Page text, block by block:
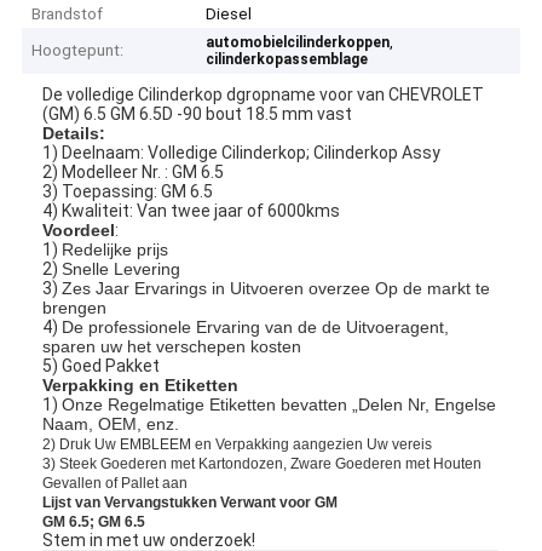
Brandstof
Diesel
Hoogtepunt:
automobielcilinderkoppen,
cilinderkopassemblage
De volledige Cilinderkop dgropname voor van CHEVROLET
(GM) 6.5 GM 6.5D -90 bout 18.5 mm vast
Details:
1) Deelnaam: Volledige Cilinderkop; Cilinderkop Assy
2) Modelleer Nr. : GM 6.5
3) Toepassing: GM 6.5
4) Kwaliteit: Van twee jaar of 6000kms
Voordeel:
1) Redelijke prijs
2)Snelle Levering
3)Zes Jaar Ervarings in Uitvoeren overzee Op de markt te
brengen
4) De professionele Ervaring van de de Uitvoeragent,
sparen uw het verschepen kosten
5) Goed Pakket
Verpakking en Etiketten
1)Onze Regelmatige Etiketten bevatten „Delen Nr, Engelse
Naam, OEM, enz.
2) Druk Uw EMBLEEM en Verpakking aangezien Uw vereis
3) Steek Goederen met Kartondozen, Zware Goederen met Houten
Gevallen of Pallet aan
Lijst van Vervangstukken Verwant voor GM
GM 6.5; GM 6.5
Stem in met uw onderzoek!